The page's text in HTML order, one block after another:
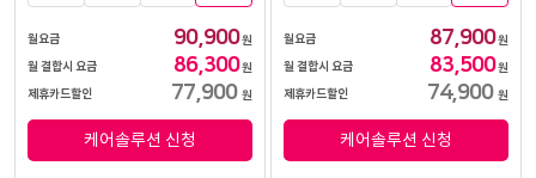
월요금 90,900원
월 결합시 요금
86,300원
제휴카드할인
77,900 원
케어솔루션 신청
월요금 87,900원
월 결합시 요금
83,500원
제휴카드할인
74,900 원
케어솔루션 신청